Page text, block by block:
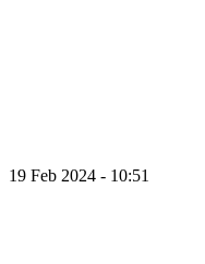
19 Feb 2024 - 10:51